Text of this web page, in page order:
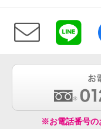
※お電話番号の